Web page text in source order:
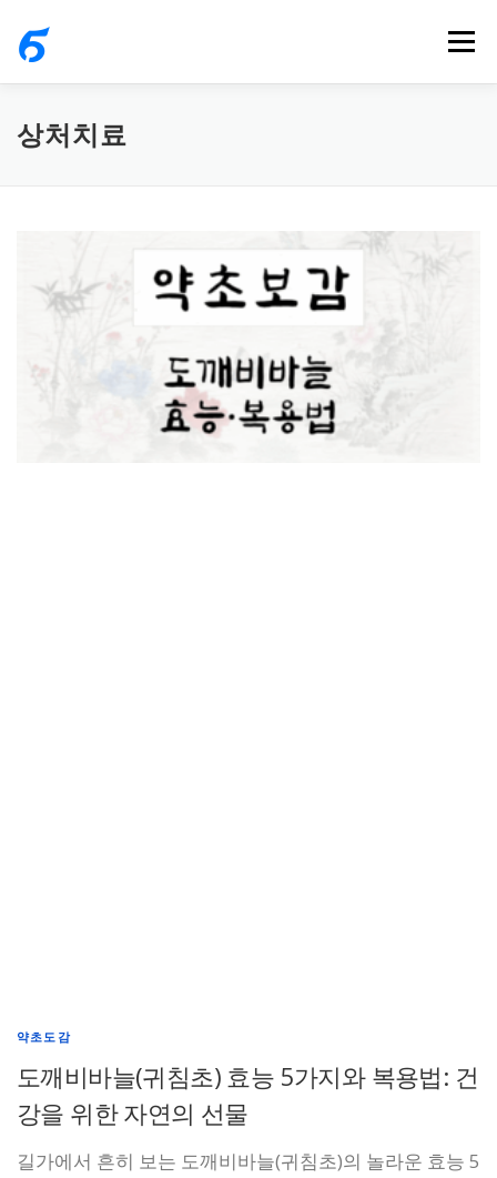
메뉴
상처치료
약초도감
도깨비바늘(귀침초) 효능 5가지와 복용법: 건
강을 위한 자연의 선물
길가에서 흔히 보는 도깨비바늘(귀침초)의 놀라운 효능 5